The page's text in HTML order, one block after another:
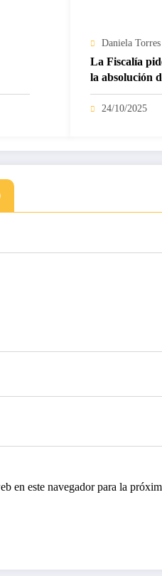
Daniela Torres
La Fiscalía
la absolución
24/10/2025
en este navegador para la